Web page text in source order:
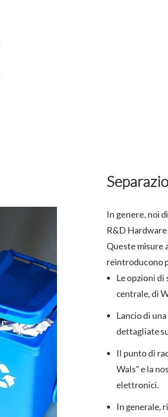
In genere, noi
R&D
Queste misure
reintroducono
Le opzioni di
centrale, di
Lancio di
dettagliate
Il punto di
Wals" e la
elettronici.
In generale,